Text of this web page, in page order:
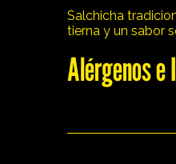
Salchicha
tierna y un sabor
Alérgenos